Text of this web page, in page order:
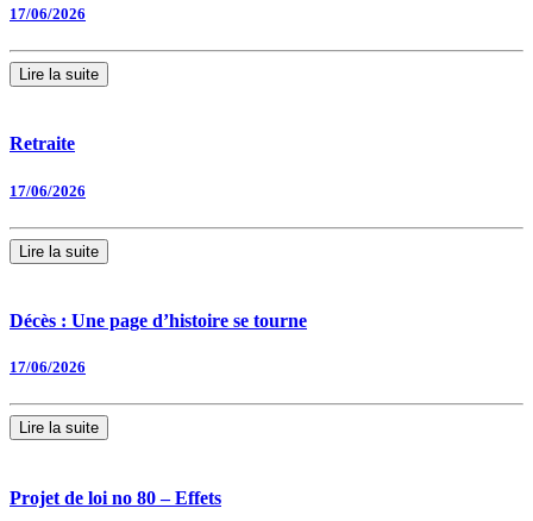
17/06/2026
Lire la suite
Retraite
17/06/2026
Lire la suite
Décès : Une page d’histoire se tourne
17/06/2026
Lire la suite
Projet de loi no 80 – Effets